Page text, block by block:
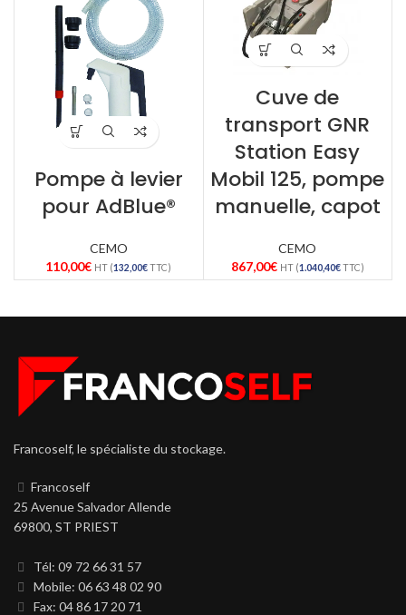
Pompe à levier
pour AdBlue®
CEMO
110,00€ HT (132,00€TTC)
Cuve de
transport GNR
Station Easy
Mobil 125, pompe
manuelle, capot
CEMO
867,00€ HT (1.040,40€TTC)
Francoself, le spécialiste du stockage.
Francoself
25 Avenue Salvador Allende
69800, ST PRIEST
Tél: 09 72 66 31 57
Mobile: 06 63 48 02 90
Fax: 04 86 17 20 71